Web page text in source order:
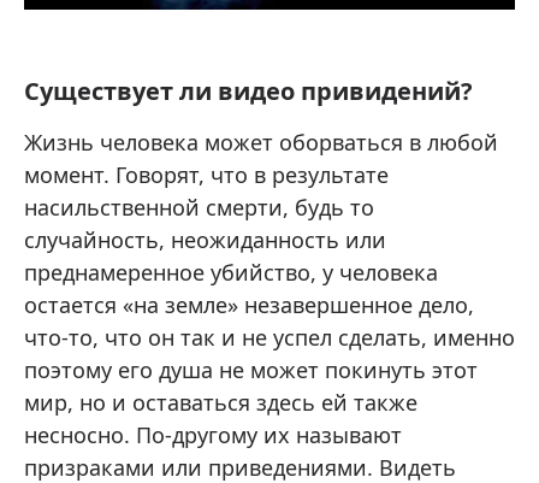
Существует ли видео привидений?
Жизнь человека может оборваться в любой
момент. Говорят, что в результате
насильственной смерти, будь то
случайность, неожиданность или
преднамеренное убийство, у человека
остается «на земле» незавершенное дело,
что-то, что он так и не успел сделать, именно
поэтому его душа не может покинуть этот
мир, но и оставаться здесь ей также
несносно. По-другому их называют
призраками или приведениями. Видеть